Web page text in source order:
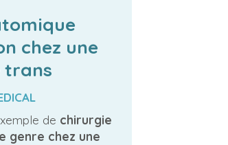
chez une
trans
de chirurgie
genre chez une